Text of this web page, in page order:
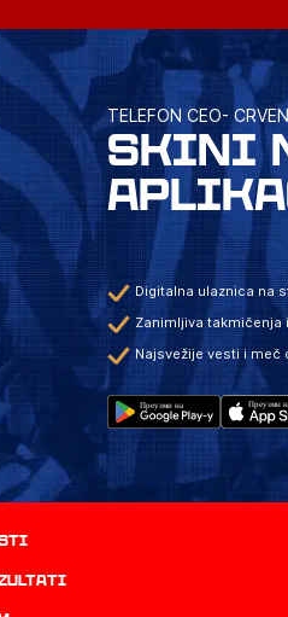
TELEFON CEO-
SKINI
Digitalna ulaznica na
Zanimljiva takmičenja
Najsvežije vesti i meč